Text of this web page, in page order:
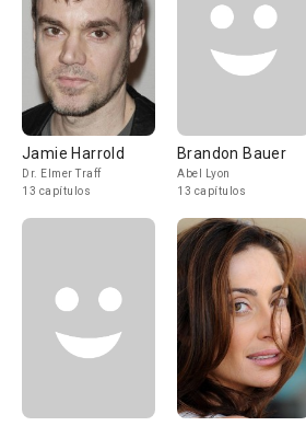
Jamie Harrold
Dr. Elmer Traff
13 capítulos
Brandon Bauer
Abel Lyon
13 capítulos